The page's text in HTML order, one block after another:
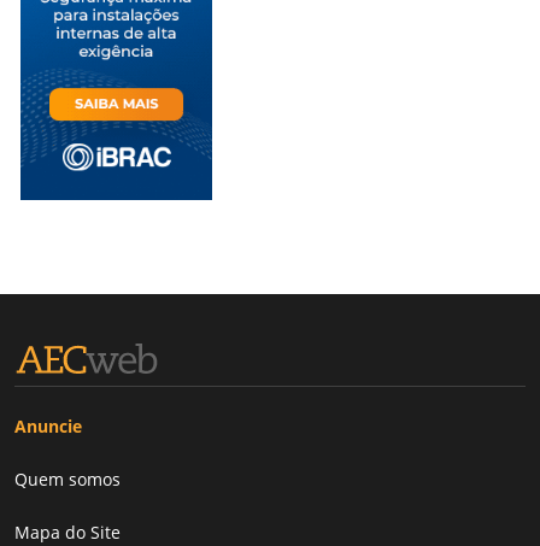
Anuncie
Quem somos
Mapa do Site